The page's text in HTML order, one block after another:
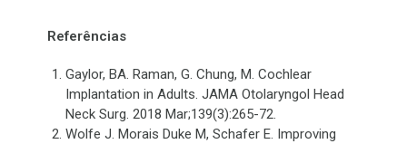
Referências
Gaylor, BA. Raman, G. Chung, M. Cochlear
Implantation in Adults. JAMA Otolaryngol Head
Neck Surg. 2018 Mar;139(3):265-72.
Wolfe J. Morais Duke M, Schafer E. Improving